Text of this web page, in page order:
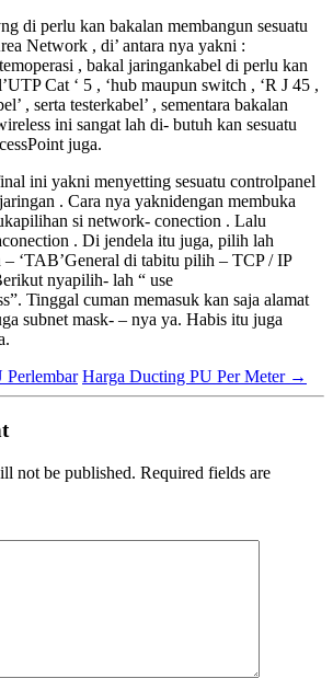
di perlu kan bakalan membangun sesuatu
Network , di’ antara nya yakni :
, bakal jaringankabel di perlu kan
Cat ‘ 5 , ‘hub maupun switch , ‘R J 45 ,
, serta testerkabel’ , sementara bakalan
ini sangat lah di- butuh kan sesuatu
juga.
ini yakni menyetting sesuatu controlpanel
. Cara nya yaknidengan membuka
si network- conection . Lalu
. Di jendela itu juga, pilih lah
– ‘TAB’General di tabitu pilih – TCP / IP
nyapilih- lah “ use
Tinggal cuman memasuk kan saja alamat
subnet mask- – nya ya. Habis itu juga
Perlembar Harga Ducting PU Per Meter →
not be published. Required fields are